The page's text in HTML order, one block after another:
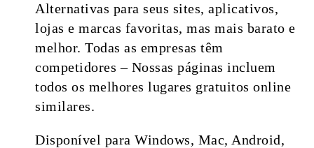
Alternativas para seus sites, aplicativos,
lojas e marcas favoritas, mas mais barato e
melhor. Todas as empresas têm
competidores – Nossas páginas incluem
todos os melhores lugares gratuitos online
similares.
Disponível para Windows, Mac, Android,